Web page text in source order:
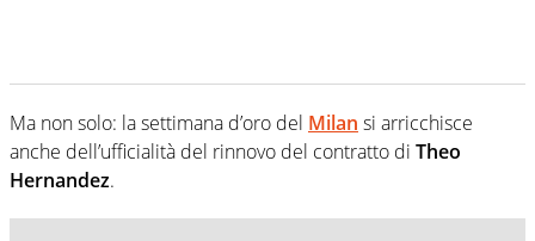
Ma non solo: la settimana d’oro del Milan si arricchisce
anche dell’ufficialità del rinnovo del contratto di Theo
Hernandez.